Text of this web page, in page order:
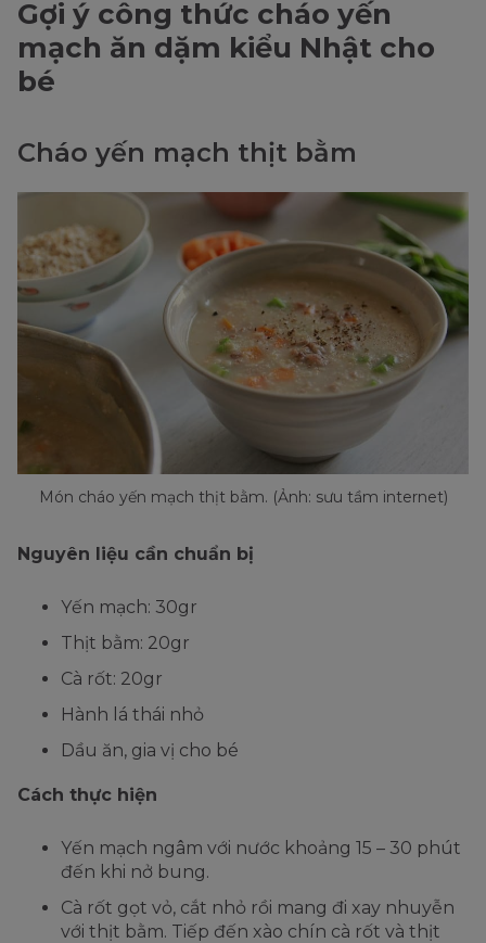
Gợi ý công thức cháo yến
mạch ăn dặm kiểu Nhật cho
bé
Cháo yến mạch thịt bằm
Món cháo yến mạch thịt bằm. (Ảnh: sưu tầm internet)
Nguyên liệu cần chuẩn bị
Yến mạch: 30gr
Thịt bằm: 20gr
Cà rốt: 20gr
Hành lá thái nhỏ
Dầu ăn, gia vị cho bé
Cách thực hiện
Yến mạch ngâm với nước khoảng 15 – 30 phút
đến khi nở bung.
Cà rốt gọt vỏ, cắt nhỏ rồi mang đi xay nhuyễn
với thịt bằm. Tiếp đến xào chín cà rốt và thịt